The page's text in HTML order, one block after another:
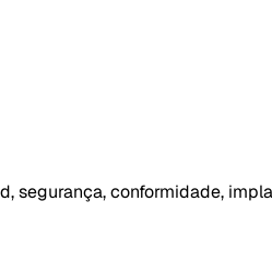
segurança, conformidade,